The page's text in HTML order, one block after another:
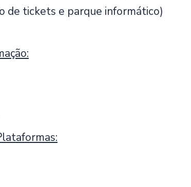
de tickets e parque informático)